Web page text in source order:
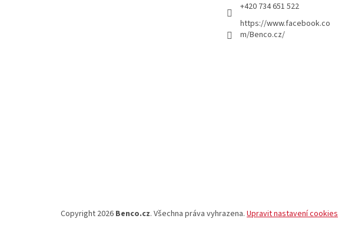
+420 734 651 522
https://www.facebook.co
m/Benco.cz/
Copyright 2026 Benco.cz. Všechna práva vyhrazena. Upravit nastavení cookies